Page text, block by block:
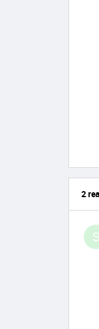
2
S